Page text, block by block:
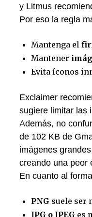
y Litmus
Por eso la regla
Mantenga el
Mantener
Evita íconos
Exclaimer
sugiere limitar las
Además, no
de 102 KB de
imágenes
creando una peor
En cuanto al
PNG suele ser
JPG o JPEG es